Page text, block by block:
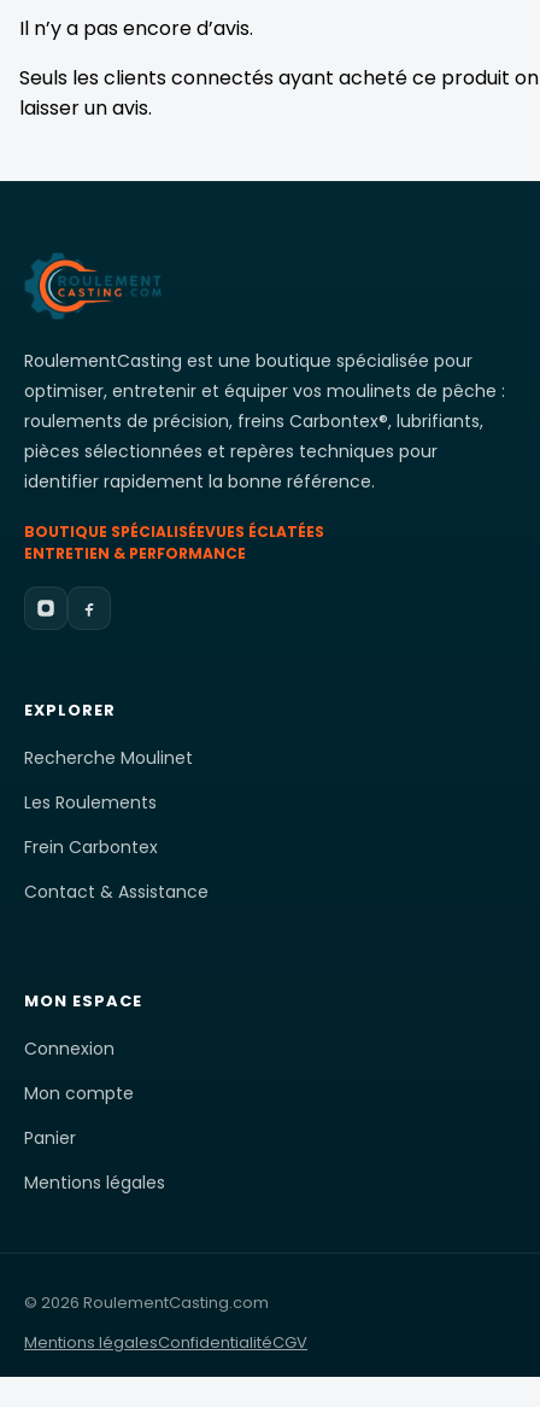
Il n’y a pas encore d’avis.
Seuls les clients connectés ayant acheté ce produit
laisser un avis.
RoulementCasting est une boutique spécialisée pour
optimiser, entretenir et équiper vos moulinets de pêche :
roulements de précision, freins Carbontex®, lubrifiants,
pièces sélectionnées et repères techniques pour
identifier rapidement la bonne référence.
BOUTIQUE SPÉCIALISÉEVUES ÉCLATÉES
ENTRETIEN & PERFORMANCE
EXPLORER
Recherche Moulinet
Les Roulements
Frein Carbontex
Contact & Assistance
MON ESPACE
Connexion
Mon compte
Panier
Mentions légales
© 2026 RoulementCasting.com
Mentions légalesConfidentialitéCGV